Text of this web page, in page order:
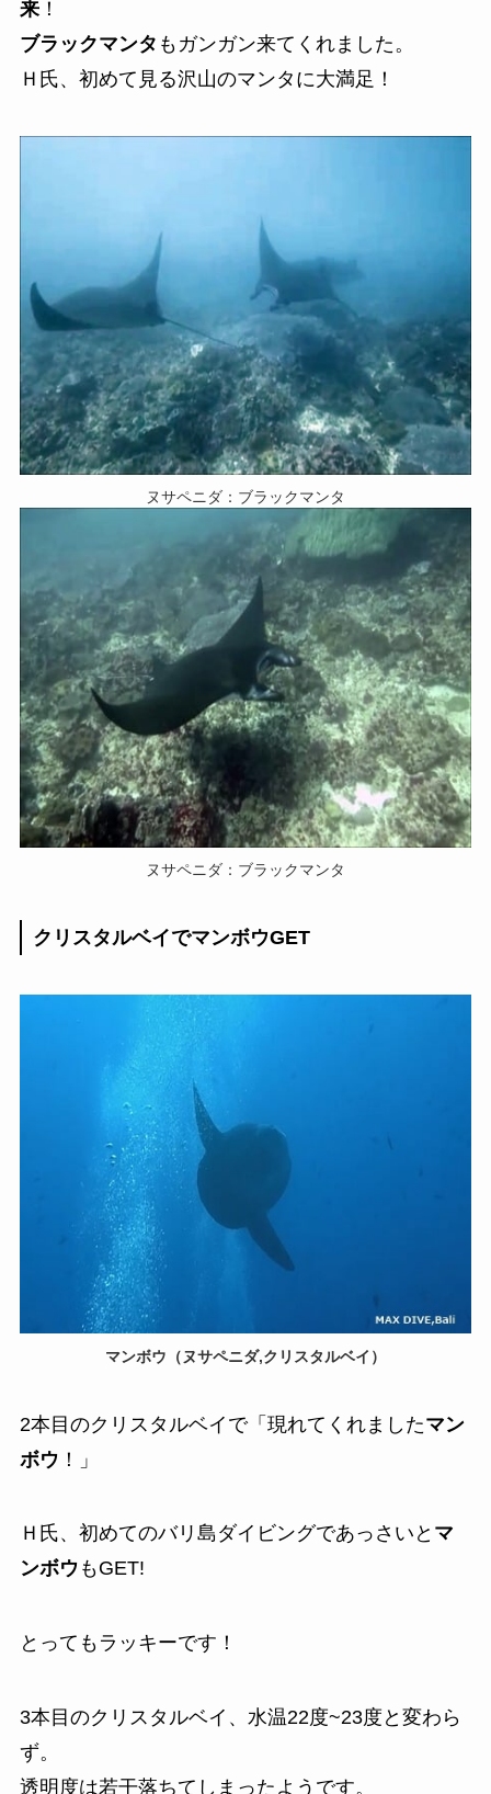
来！
ブラックマンタ もガンガン来てくれました。
Ｈ氏、初めて見る沢山のマンタに大満足！
ヌサペニダ：ブラックマンタ
ヌサペニダ：ブラックマンタ
クリスタルベイでマンボウGET
マンボウ（ヌサペニダ,クリスタルベイ）
2本目のクリスタルベイで「現れてくれましたマン
ボウ ！」
Ｈ氏、初めてのバリ島ダイビングであっさいと マ
ンボウ もGET!
とってもラッキーです！
3本目のクリスタルベイ、水温22度~23度と変わら
ず。
透明度は若干落ちてしまったようです。